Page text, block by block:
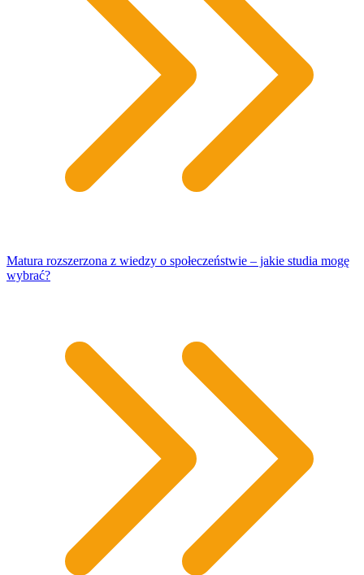
Matura rozszerzona z wiedzy o społeczeństwie – jakie studia mogę
wybrać?